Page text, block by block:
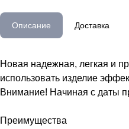
Описание Доставка
Новая надежная, легкая и
использовать изделие
Внимание! Начиная с даты
Преимущества